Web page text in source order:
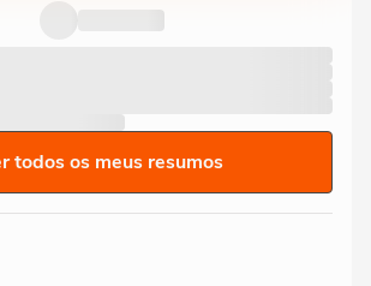
premiado "Nove Dias"
todos os meus resumos